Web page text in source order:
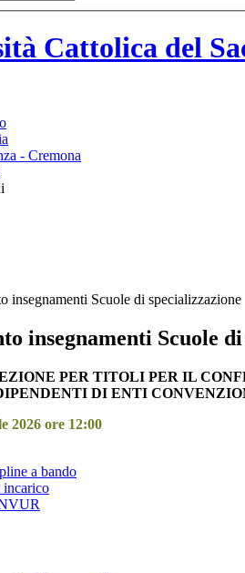
- Cremona
insegnamenti Scuole di specializzazione
insegnamenti Scuole
PER TITOLI PER IL
DI ENTI
2026 ore 12:00
a bando
incarico